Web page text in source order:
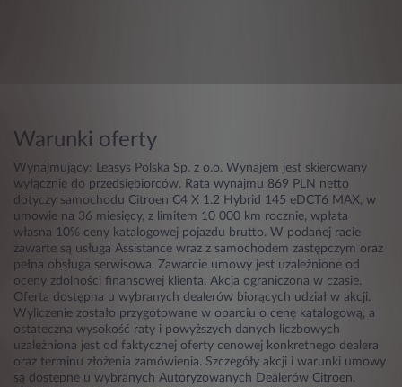
Warunki oferty
Wynajmujący: Leasys Polska Sp. z o.o. Wynajem jest skierowany
wyłącznie do przedsiębiorców. Rata wynajmu 869 PLN netto
dotyczy samochodu Citroen C4 X 1.2 Hybrid 145 eDCT6 MAX, w
umowie na 36 miesięcy, z limitem 10 000 km rocznie, wpłata
własna 10% ceny katalogowej pojazdu brutto. W podanej racie
zawarte są usługa Assistance wraz z samochodem zastępczym oraz
pełna obsługa serwisowa. Zawarcie umowy jest uzależnione od
oceny zdolności finansowej klienta. Akcja ograniczona w czasie.
Oferta dostępna u wybranych dealerów biorących udział w akcji.
Wyliczenie zostało przygotowane w oparciu o cenę katalogową, a
ostateczna wysokość raty i powyższych danych liczbowych
uzależniona jest od faktycznej oferty cenowej konkretnego dealera
oraz terminu złożenia zamówienia. Szczegóły akcji i warunki umowy
są dostępne u wybranych Autoryzowanych Dealerów Citroen.